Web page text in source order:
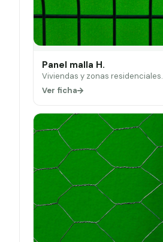
Panel malla H.
Viviendas y zonas residenciales.
Ver ficha